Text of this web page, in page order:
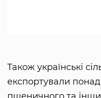
Також українські
експортували